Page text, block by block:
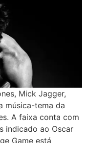
Mick Jagger,
música-tema da
A faixa conta com
indicado ao Oscar
Game está